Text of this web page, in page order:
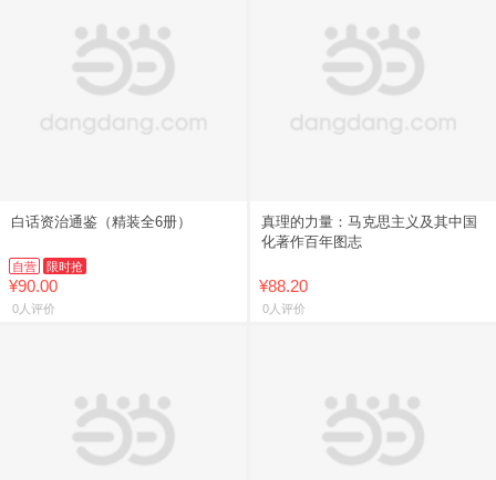
白话资治通鉴（精装全6册）
自营 限时抢
¥90.00
0人评价
真理的力量：马克思主义及其中国
化著作百年图志
¥88.20
0人评价